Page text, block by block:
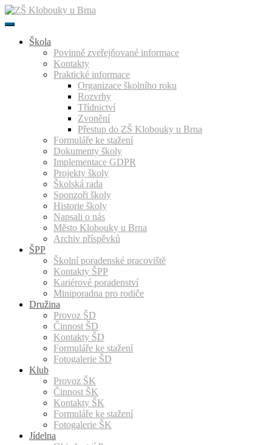
Přeskočit
k
Škola
Povinně zveřejňované informace
Kontakty
Praktické informace
Organizace školního roku
Rozvrhy
Třídnictví
Zvonění
Přestup do ZŠ Klobouky u Brna
Formuláře ke stažení
Dokumenty školy
Implementace GDPR
Projekty školy
Školská rada
Sponzoři školy
Historie školy
Napsali o nás
Město Klobouky u Brna
Archiv příspěvků
ŠPP
Školní poradenské pracoviště
Kontakty ŠPP
Kariérové poradenství
Miniporadna pro rodiče
Družina
Provoz ŠD
Činnost ŠD
Kontakty ŠD
Formuláře ke stažení
Fotogalerie ŠD
Klub
Provoz ŠK
Činnost ŠK
Kontakty ŠK
Formuláře ke stažení
Fotogalerie ŠK
Jídelna